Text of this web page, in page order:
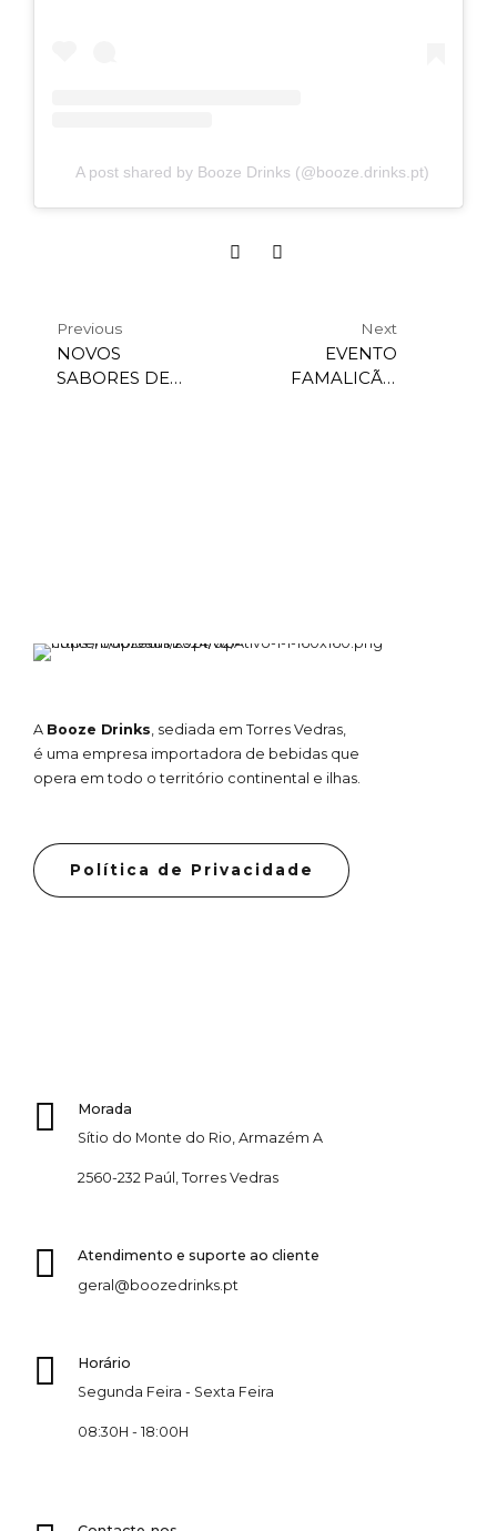
A post shared by Booze Drinks (@booze.drinks.pt)
Previous
NOVOS
SABORES DE
Next
EVENTO
FAMALICÃO
A Booze Drinks , sediada em Torres Vedras,
é uma empresa importadora de bebidas que
opera em todo o território continental e ilhas.
Política de Privacidade
Morada
Sítio do Monte do Rio, Armazém A
2560-232 Paúl, Torres Vedras
Atendimento e suporte ao cliente
geral@boozedrinks.pt
Horário
Segunda Feira - Sexta Feira
08:30H - 18:00H